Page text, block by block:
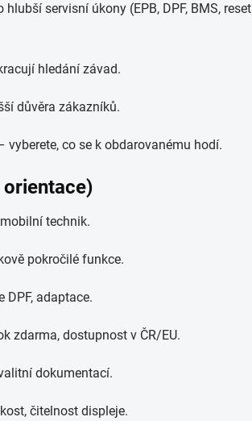
servisní úkony (EPB, DPF, BMS, reset
hledání závad.
důvěra zákazníků.
co se k obdarovanému hodí.
technik.
pokročilé funkce.
DPF, adaptace.
zdarma, dostupnost v ČR/EU.
dokumentací.
čitelnost displeje.